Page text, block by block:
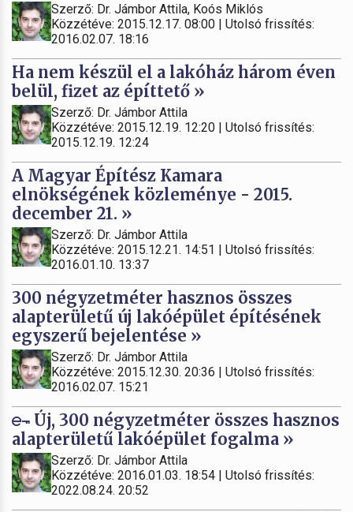
Szerző: Dr. Jámbor Attila, Koós Miklós
Közzétéve: 2015.12.17. 08:00 | Utolsó frissítés:
2016.02.07. 18:16
Ha nem készül el a lakóház három éven
belül, fizet az építtető »
Szerző: Dr. Jámbor Attila
Közzétéve: 2015.12.19. 12:20 | Utolsó frissítés:
2015.12.19. 12:24
A Magyar Építész Kamara
elnökségének közleménye - 2015.
december 21. »
Szerző: Dr. Jámbor Attila
Közzétéve: 2015.12.21. 14:51 | Utolsó frissítés:
2016.01.10. 13:37
300 négyzetméter hasznos összes
alapterületű új lakóépület építésének
egyszerű bejelentése »
Szerző: Dr. Jámbor Attila
Közzétéve: 2015.12.30. 20:36 | Utolsó frissítés:
2016.02.07. 15:21
Új, 300 négyzetméter összes hasznos
alapterületű lakóépület fogalma »
Szerző: Dr. Jámbor Attila
Közzétéve: 2016.01.03. 18:54 | Utolsó frissítés:
2022.08.24. 20:52